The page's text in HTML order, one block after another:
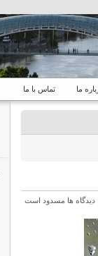
ما تماس با ما
دیدگاه ها مسدود است